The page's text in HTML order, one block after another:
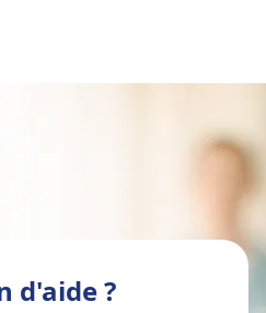
d'aide ?